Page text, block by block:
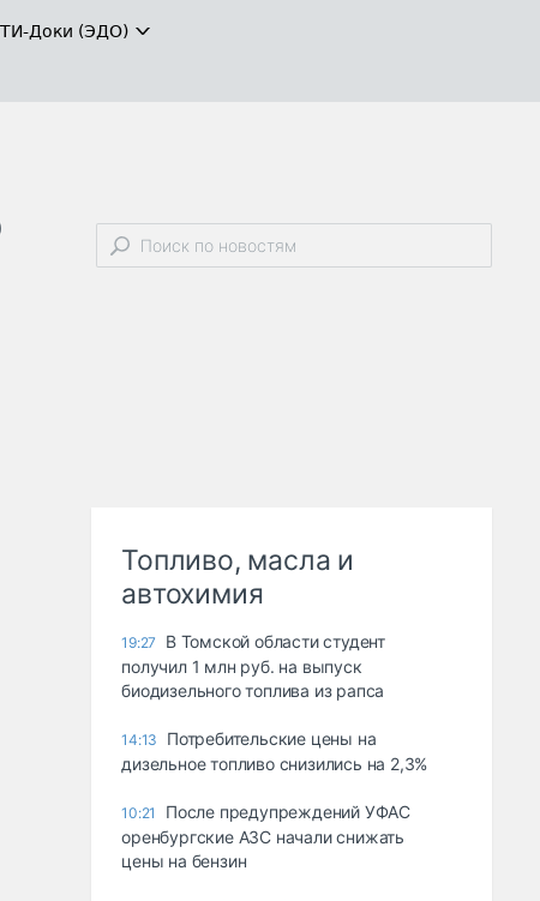
Доки (ЭДО)
Топливо, масла и
автохимия
19:27
В Томской области студент
получил 1 млн руб. на выпуск
биодизельного топлива из рапса
14:13
Потребительские цены на
дизельное топливо снизились на 2,3%
10:21
После предупреждений УФАС
оренбургские АЗС начали снижать
цены на бензин